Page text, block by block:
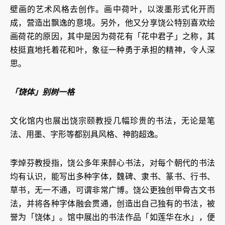
壁画的艺术风格去创作。画中荷叶，以泼墨形式化开而
成，营造出飘逸的意境。另外，他又分享饶公特别喜欢绘
画荷花的原因，其中是因为荷花有「花中君子」之称，其
枝挺直地托着花和叶，象征一种勇于承担的精神，令人深
思。
「饶体」别树一格
文化馆内也展出饶宗颐教授几幅珍贵的书法，无论是笔
法、用墨、字形等都别具风格、神韵超逸。
李焯芬教授指，饶公多年来醉心书法，对每个朝代的书法
均有认识，能写出多种字体，魏碑、隶书、篆书、行书、
草书，无一不通，可谓非常广博。饶公更独创甲骨古文书
法，并将各种字体融会贯通，创造出自己独有的书法，被
誉为「饶体」。馆中展出的书法作品「如莲华在水」，便